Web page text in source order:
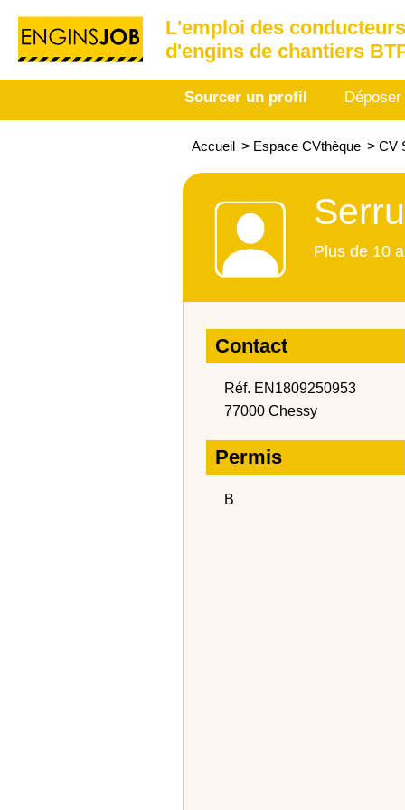
L'emploi des
d'engins de chantiers
Sourcer un profil
Accueil > Espace CVthèque > CV
Plus de 10
Contact
Réf. EN1809250953
77000 Chessy
Permis
B